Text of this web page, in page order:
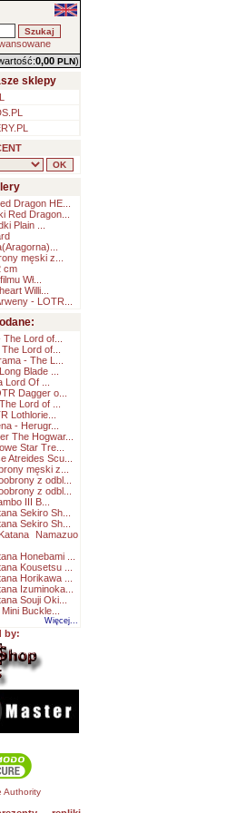
wartość:0,00 PLN)
sklepy
Dragon HE...
Red Dragon...
Plain ...
męski z...
cm
Wł...
Willi...
- LOTR...
Lord of...
Lord of...
- The L...
Blade ...
Lord Of ...
Dagger o...
Lord of ...
Lothlorie...
- Herugr...
The Hogwar...
Star Tre...
Atreides Scu...
męski z...
z odbl...
z odbl...
III B...
Sekiro Sh...
Sekiro Sh...
Namazuo
Honebami ...
Kousetsu ...
Horikawa ...
Izuminoka...
Souji Oki...
Buckle...
Więcej...
by:
Authority